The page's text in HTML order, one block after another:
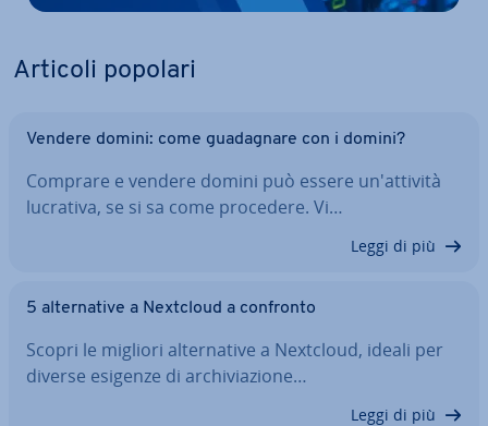
Articoli popolari
Vendere domini: come gua­da­gna­re con i domini?
Comprare e vendere domini può essere un'at­ti­vi­tà
lucrativa, se si sa come procedere. Vi…
Leggi di più
5 al­ter­na­ti­ve a Nextcloud a confronto
Scopri le migliori al­ter­na­ti­ve a Nextcloud, ideali per
diverse esigenze di ar­chi­via­zio­ne…
Leggi di più